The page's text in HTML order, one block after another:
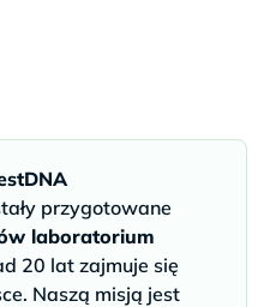
przygotowane
laboratorium
20 lat zajmuje się
Naszą misją jest